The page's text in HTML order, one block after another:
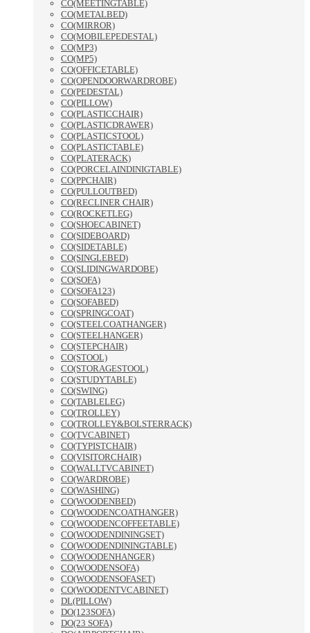
CO(MEETINGTABLE)
CO(METALBED)
CO(MIRROR)
CO(MOBILEPEDESTAL)
CO(MP3)
CO(MP5)
CO(OFFICETABLE)
CO(OPENDOORWARDROBE)
CO(PEDESTAL)
CO(PILLOW)
CO(PLASTICCHAIR)
CO(PLASTICDRAWER)
CO(PLASTICSTOOL)
CO(PLASTICTABLE)
CO(PLATERACK)
CO(PORCELAINDINIGTABLE)
CO(PPCHAIR)
CO(PULLOUTBED)
CO(RECLINER CHAIR)
CO(ROCKETLEG)
CO(SHOECABINET)
CO(SIDEBOARD)
CO(SIDETABLE)
CO(SINGLEBED)
CO(SLIDINGWARDOBE)
CO(SOFA)
CO(SOFA123)
CO(SOFABED)
CO(SPRINGCOAT)
CO(STEELCOATHANGER)
CO(STEELHANGER)
CO(STEPCHAIR)
CO(STOOL)
CO(STORAGESTOOL)
CO(STUDYTABLE)
CO(SWING)
CO(TABLELEG)
CO(TROLLEY)
CO(TROLLEY&BOLSTERRACK)
CO(TVCABINET)
CO(TYPISTCHAIR)
CO(VISITORCHAIR)
CO(WALLTVCABINET)
CO(WARDROBE)
CO(WASHING)
CO(WOODENBED)
CO(WOODENCOATHANGER)
CO(WOODENCOFFEETABLE)
CO(WOODENDININGSET)
CO(WOODENDININGTABLE)
CO(WOODENHANGER)
CO(WOODENSOFA)
CO(WOODENSOFASET)
CO(WOODENTVCABINET)
DL(PILLOW)
DO(123SOFA)
DO(23 SOFA)